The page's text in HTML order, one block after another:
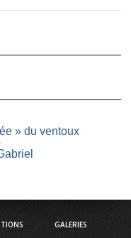
» du ventoux
GALERIES